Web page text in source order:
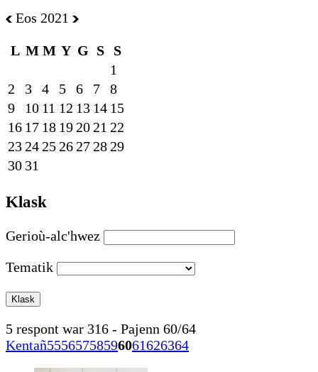
Eos 2021
L M M Y G S
S
1
2
3 4 5 6 7
8
9
10 11 12 13 14 15
16 17 18 19 20 21 22
23 24 25 26 27 28 29
30 31
Klask
Gerioù-alc'hwez
Tematik
5 respont war 316 - Pajenn 60/64
Kentañ55565758596061626364